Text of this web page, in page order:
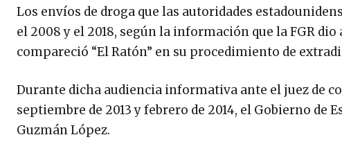
Los envíos de droga que las autoridades
el 2008 y el 2018, según la información que la FGR
compareció “El Ratón” en su procedimiento de
Durante dicha audiencia informativa ante el juez de
septiembre de 2013 y febrero de 2014, el Gobierno de
Guzmán López.